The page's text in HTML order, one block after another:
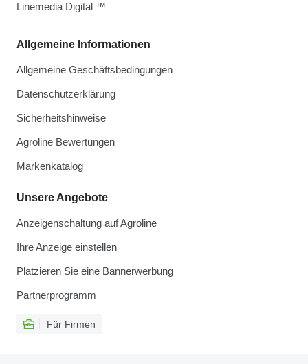
Allgemeine Informationen
Allgemeine Geschäftsbedingungen
Datenschutzerklärung
Sicherheitshinweise
Agroline Bewertungen
Markenkatalog
Unsere Angebote
Anzeigenschaltung auf Agroline
Ihre Anzeige einstellen
Platzieren Sie eine Bannerwerbung
Partnerprogramm
Für Firmen
Linemedia Digital ™